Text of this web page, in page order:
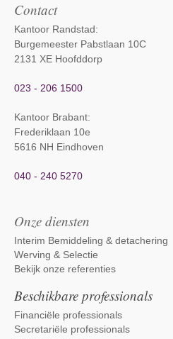
Contact
Kantoor Randstad:
Burgemeester Pabstlaan 10C
2131 XE Hoofddorp
023 - 206 1500
Kantoor Brabant:
Frederiklaan 10e
5616 NH Eindhoven
040 - 240 5270
Onze diensten
Interim Bemiddeling & detachering
Werving & Selectie
Bekijk onze referenties
Beschikbare professionals
Financiële professionals
Secretariële professionals